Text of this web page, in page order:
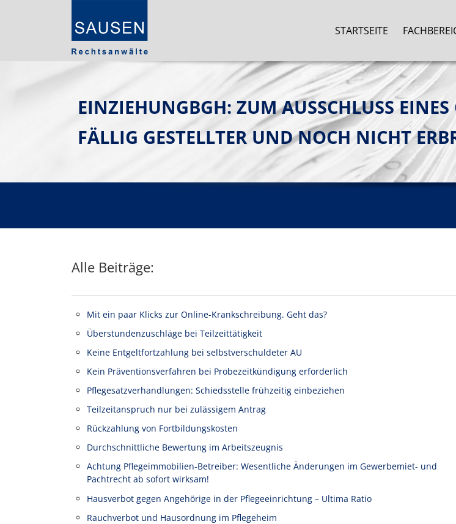
STARTSEITE
EINZIEHUNGBGH: ZUM AUSSCHLUSS EINES
FÄLLIG GESTELLTER UND NOCH NICHT
Alle Beiträge:
Mit ein paar Klicks zur Online-Krankschreibung. Geht das?
Überstundenzuschläge bei Teilzeittätigkeit
Keine Entgeltfortzahlung bei selbstverschuldeter AU
Kein Präventionsverfahren bei Probezeitkündigung erforderlich
Pflegesatzverhandlungen: Schiedsstelle frühzeitig einbeziehen
Teilzeitanspruch nur bei zulässigem Antrag
Rückzahlung von Fortbildungskosten
Durchschnittliche Bewertung im Arbeitszeugnis
Achtung Pflegeimmobilien-Betreiber: Wesentliche Änderungen im Gewerbemiet- und
Pachtrecht ab sofort wirksam!
Hausverbot gegen Angehörige in der Pflegeeinrichtung – Ultima Ratio
Rauchverbot und Hausordnung im Pflegeheim